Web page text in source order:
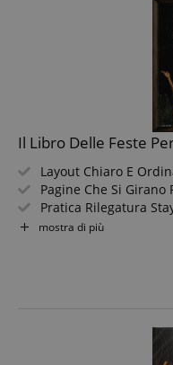
Il Libro Delle Feste
Layout Chiaro E
Pagine Che Si Girano
Pratica Rilegatura
Formato Tascabile
Con Pattern Di
mostra di più